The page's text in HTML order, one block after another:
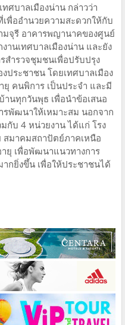
ศบาลเมืองน่าน กล่าวว่า
พื่ออำนวยความสะดวกให้กับ
มจุรี อาคารพญานาคของศูนย์
านเทศบาลเมืองน่าน และยัง
สำรวจชุมชนเพื่อปรับปรุง
ประชาชน โดยเทศบาลเมือง
คนพิการ เป็นประจำ และมี
นทุกวันพุธ เพื่อนำข้อเสนอ
รพัฒนาให้เหมาะสม นอกจาก
กับ 4 หน่วยงาน ได้แก่ โรง
มาคมสถาปัตย์ภาคเหนือ
ยุ เพื่อพัฒนาแนวทางการ
กยิ่งขึ้น เพื่อให้ประชาชนได้